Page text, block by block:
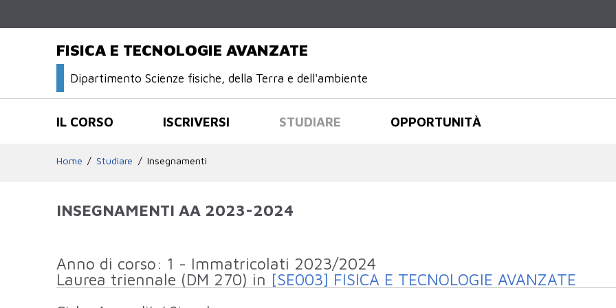
FISICA E TECNOLOGIE AVANZATE
Dipartimento Scienze fisiche, della Terra e dell'ambiente
IL CORSO ISCRIVERSI STUDIARE OPPORTUNITÀ
Home Studiare Insegnamenti
INSEGNAMENTI AA 2023-2024
Elenco degli insegnamenti attivi che sono erogati nell'anno accademico
Anno di corso: 1 - Immatricolati 2023/2024
Laurea triennale (DM 270) in [SE003] FISICA E TECNOLOGIE AVANZATE